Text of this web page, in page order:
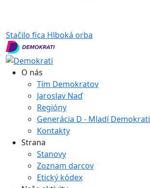
Stačilo fica Hlboká orba
O nás
Tím Demokratov
Jaroslav Naď
Regióny
Generácia D - Mladí Demokrati
Kontakty
Strana
Stanovy
Zoznam darcov
Etický kódex